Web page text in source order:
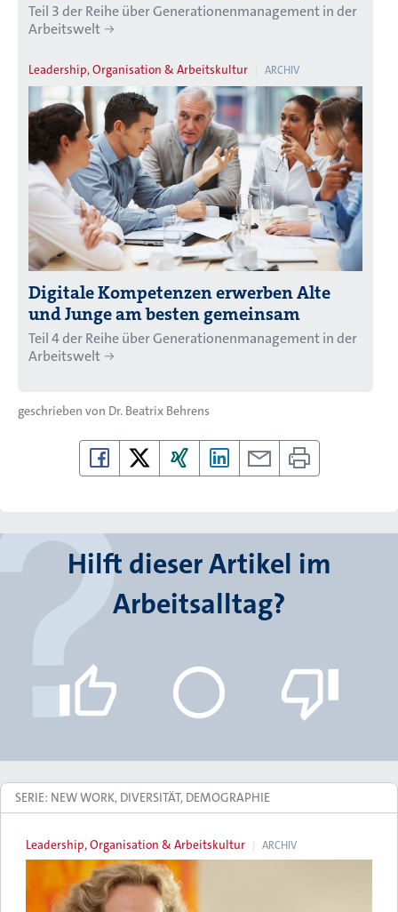
Teil 3 der Reihe über Generationenmanagement in der
Arbeitswelt
Leadership, Organisation & Arbeitskultur ARCHIV
Digitale Kompetenzen erwerben Alte
und Junge am besten gemeinsam
Teil 4 der Reihe über Generationenmanagement in der
Arbeitswelt
geschrieben von Dr. Beatrix Behrens
Hilft dieser Artikel im
Arbeitsalltag?
SERIE: NEW WORK, DIVERSITÄT, DEMOGRAPHIE
Leadership, Organisation & Arbeitskultur ARCHIV